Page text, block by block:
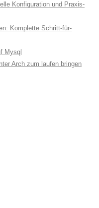
Konfiguration und Praxis-
Komplette Schritt-für-
Mysql
Arch zum laufen bringen